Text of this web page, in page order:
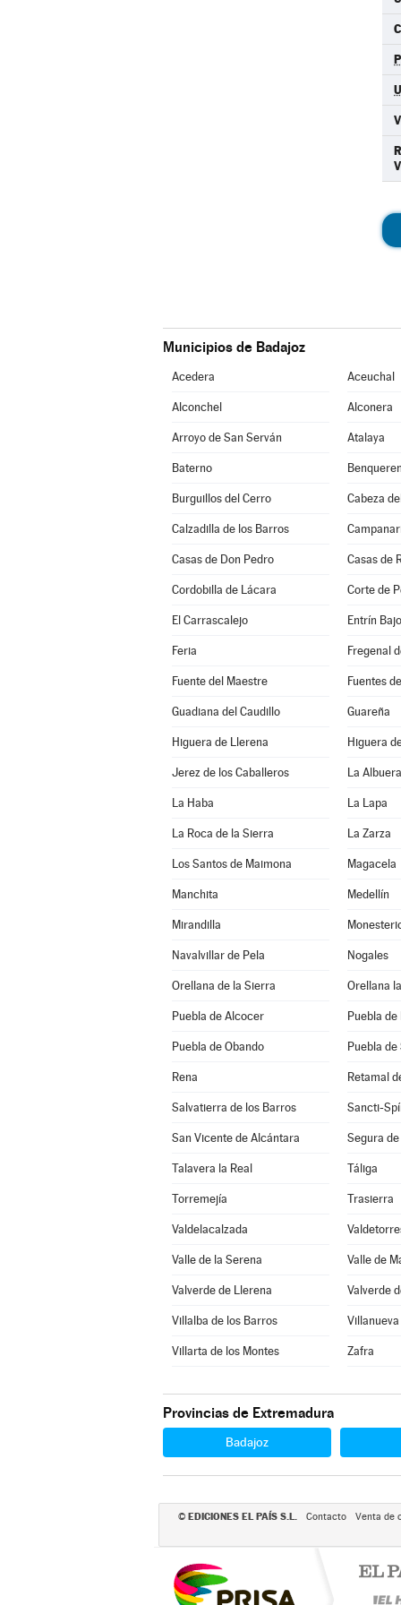
Municipios de Badajoz
Acedera Aceuchal
Alconchel Alconera
Arroyo de San Serván Atalaya
Baterno
Burguillos del Cerro Cabeza
Calzadilla de los Barros
Casas de Don Pedro Casas de
Cordobilla de Lácara Corte de
El Carrascalejo Entrín Bajo
Feria Fregenal
Fuente del Maestre Fuentes
Guadiana del Caudillo Guareña
Higuera de Llerena Higuera
Jerez de los Caballeros La Albuera
La Haba La Lapa
La Roca de la Sierra La Zarza
Los Santos de Maimona Magacela
Manchita Medellín
Mirandilla
Navalvillar de Pela Nogales
Orellana de la Sierra Orellana
Puebla de Alcocer Puebla de
Puebla de Obando Puebla
Rena Retamal
Salvatierra de los Barros Sancti-
San Vicente de Alcántara Segura de
Talavera la Real Táliga
Torremejía Trasierra
Valdelacalzada
Valle de la Serena Valle de
Valverde de Llerena Valverde
Villalba de los Barros
Villarta de los Montes Zafra
Provincias de Extremadura
Badajoz
© EDICIONES EL PAÍS S.L. Contacto Venta de